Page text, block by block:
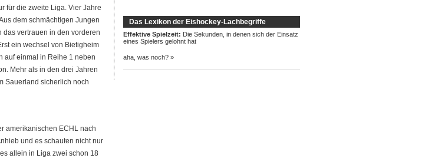
für die zweite Liga. Vier Jahre
dem schmächtigen Jungen
das vertrauen in den vorderen
ein wechsel von Bietigheim
auf einmal in Reihe 1 neben
Mehr als in den drei Jahren
Sauerland sicherlich noch
amerikanischen ECHL nach
und es schauten nicht nur
allein in Liga zwei schon 18
Das Lexikon der Eishockey-Lachbegriffe
Effektive Spielzeit: Die Sekunden, in denen sich der Einsatz
eines Spielers gelohnt hat
aha, was noch? »